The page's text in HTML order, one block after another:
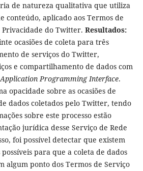
de natureza qualitativa que utiliza
conteúdo, aplicado aos Termos de
Privacidade do Twitter. Resultados:
ocasiões de coleta para três
de serviços do Twitter,
e compartilhamento de dados com
Application Programming Interface.
opacidade sobre as ocasiões de
dados coletados pelo Twitter, tendo
sobre este processo estão
jurídica desse Serviço de Rede
foi possível detectar que existem
para que a coleta de dados
algum ponto dos Termos de Serviço